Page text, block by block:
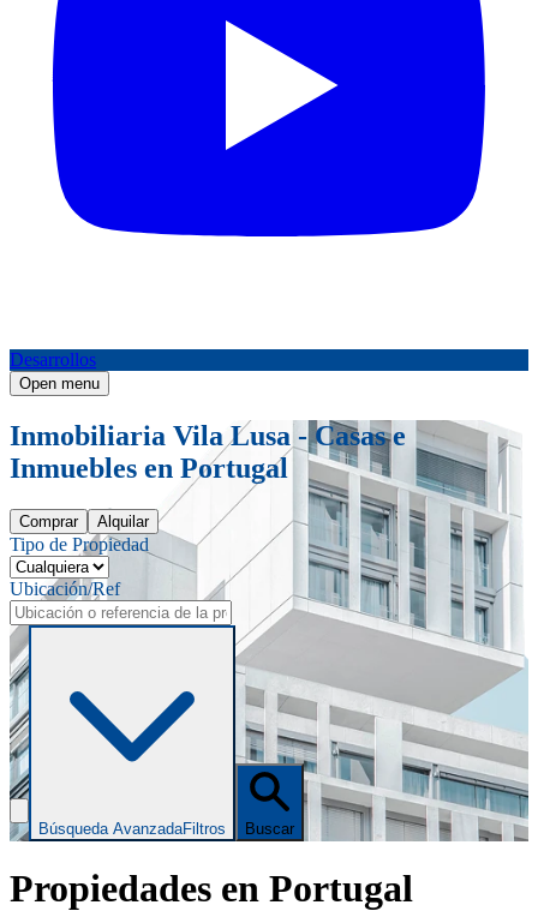
Desarrollos
Open menu
Inmobiliaria Vila Lusa - Casas e
Inmuebles en Portugal
Comprar Alquilar
Tipo de Propiedad
Ubicación/Ref
Búsqueda AvanzadaFiltros Buscar
Propiedades en Portugal